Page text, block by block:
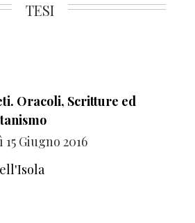
TESI
Oracoli, Scritture ed
Giugno 2016